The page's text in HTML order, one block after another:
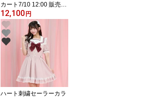
カート7/10 12:00 販売ス
タートsecrethoney シ
ークレットハニー シー
ハニ 量産型 地雷系
双子コーデ 参戦服 レ
ディース ガーリー ラ
ベンダー 黒 ブラック
12,100円
ハート刺繍セーラーカラ